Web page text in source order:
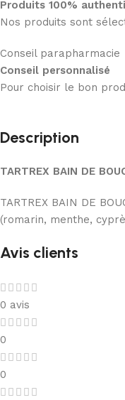
Produits 100%
Nos produits sont
Conseil parapharmacie
Conseil personnalisé
Pour choisir le bon
Description
TARTREX BAIN DE
TARTREX BAIN DE
(romarin, menthe,
Avis clients
0 avis
0
0